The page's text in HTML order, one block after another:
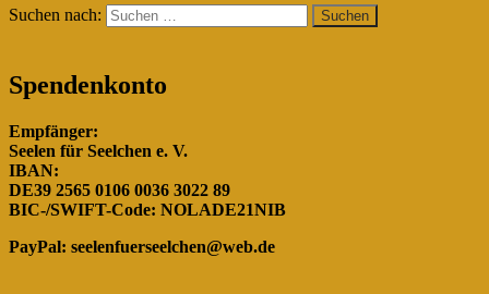
Suchen nach:
Spendenkonto
Empfänger:
Seelen für Seelchen e. V.
IBAN:
DE39 2565 0106 0036 3022 89
BIC-/SWIFT-Code: NOLADE21NIB
PayPal: seelenfuerseelchen@web.de